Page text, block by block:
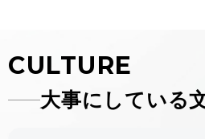
CULTURE
大事にしている